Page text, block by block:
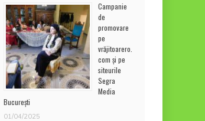
Campanie
de
promovare
pe
vrăjitoarero.
com și pe
siteurile
Segra
Media
București
01/04/2025